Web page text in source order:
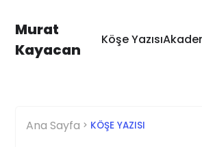
Murat
Kayacan
Köşe Yazısı
Ana Sayfa KÖŞE YAZISI